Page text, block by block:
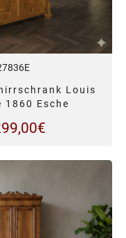
Louis
1860 Esche
€